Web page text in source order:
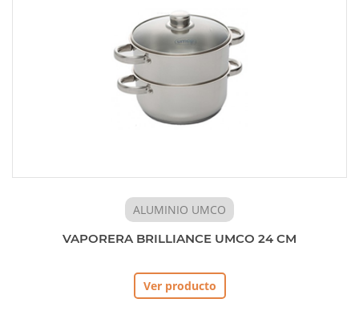
ALUMINIO UMCO
VAPORERA BRILLIANCE UMCO 24 CM
Ver producto